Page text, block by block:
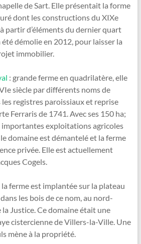
de Sart. Elle présentait la forme
dont les constructions du XIXe
partir d’éléments du dernier quart
démolie en 2012, pour laisser la
immobilier.
: grande ferme en quadrilatère, elle
siècle par différents noms de
registres paroissiaux et reprise
Ferraris de 1741. Avec ses 150 ha;
importantes exploitations agricoles
domaine est démantelé et la ferme
privée. Elle est actuellement
Cogels.
ferme est implantée sur la plateau
les bois de ce nom, au nord-
la Justice. Ce domaine était une
cistercienne de Villers-la-Ville. Une
mène à la propriété.